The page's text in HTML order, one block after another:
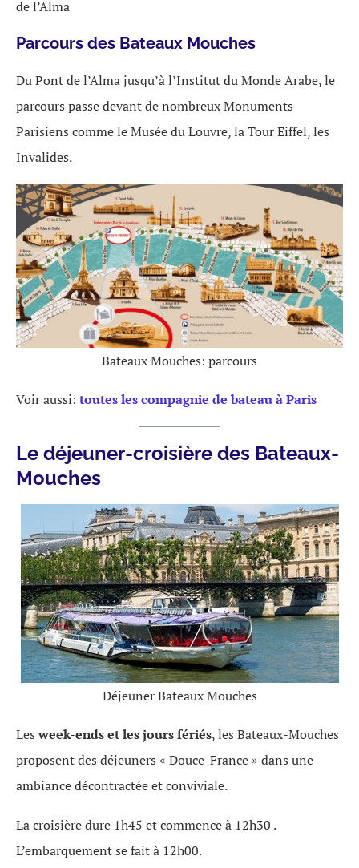
de l’Alma
Parcours des Bateaux Mouches
Du Pont de l’Alma jusqu’à l’Institut du Monde Arabe, le
parcours passe devant de nombreux Monuments
Parisiens comme le Musée du Louvre, la Tour Eiffel, les
Invalides.
Bateaux Mouches: parcours
Voir aussi: toutes les compagnie de bateau à Paris
Le déjeuner-croisière des Bateaux-
Mouches
Déjeuner Bateaux Mouches
Lesweek-ends et les jours fériés, les Bateaux-Mouches
proposent des déjeuners « Douce-France » dans une
ambiance décontractée et conviviale.
La croisière dure 1h45 et commence à 12h30 .
L’embarquement se fait à 12h00.